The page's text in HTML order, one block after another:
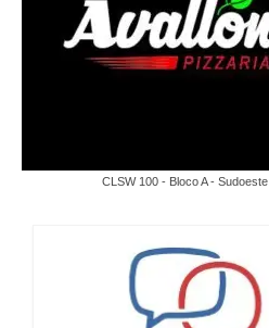
CLSW 100 - Bloco A - Sudoeste